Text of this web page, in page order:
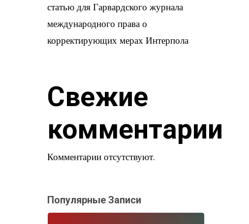
статью для Гарвардского журнала
международного права о
корректирующих мерах Интерпола
Свежие
комментарии
Комментарии отсутствуют.
Популярные Записи